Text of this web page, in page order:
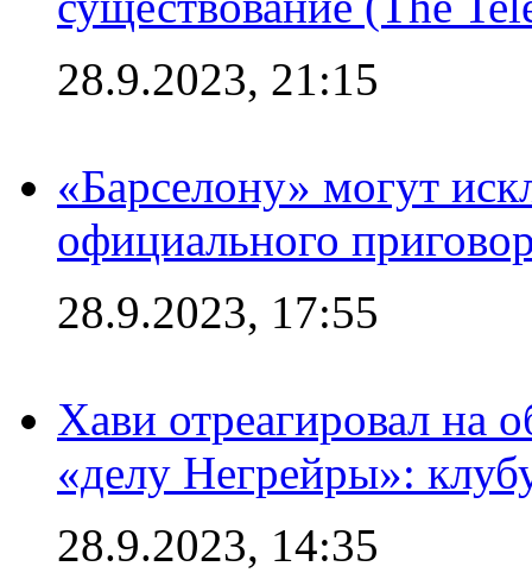
28.9.2023, 21:15
«Барселону» могут
официального
28.9.2023, 17:55
Хави отреагировал на
«делу Негрейры»:
28.9.2023, 14:35